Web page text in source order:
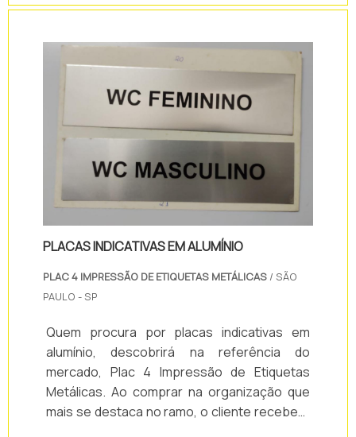
SOBRE PLACAS PERSONALIZADAS DE
personalizadas de alumínio em uma empresa
comprometida co...
PLACAS INDICATIVAS EM ALUMÍNIO
PLAC 4 IMPRESSÃO DE ETIQUETAS METÁLICAS / SÃO
PAULO - SP
Quem procura por placas indicativas em
alumínio, descobrirá na referência do
mercado, Plac 4 Impressão de Etiquetas
Metálicas. Ao comprar na organização que
mais se destaca no ramo, o cliente receberá